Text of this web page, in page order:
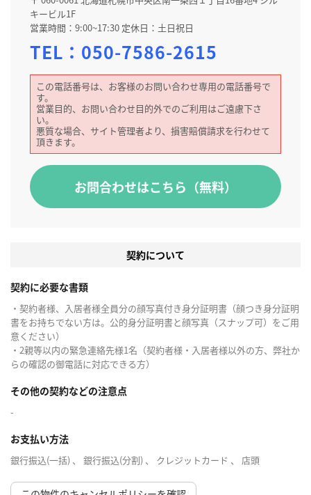
キービル1F
営業時間：9:00~17:30 定休日：土日祝日
TEL： 050-7586-2615
この電話番号は、お客様のお問い合わせ専用の電話番号で
す。
営業目的、お問い合わせ目的外でのご利用はご遠慮下さ
い。
悪質な場合、サイト管理者より、損害賠償請求を行わせて
頂きます。
お問合わせはこちら（無料）
契約について
契約に必要な書類
・契約者様、入居者様全員分の顔写真付き身分証明書（顔つき身分証明
書をお持ちでない方は。公的身分証明書と顔写真（スナップ可）をご用
意ください）
・2親等以内の緊急連絡先様1名（契約者様・入居者様以外の方、弊社か
らの確認の御電話に対応できる方）
その他の契約などの注意点
-
お支払い方法
銀行振込(一括) 、 銀行振込(分割) 、 クレジットカード 、 店頭